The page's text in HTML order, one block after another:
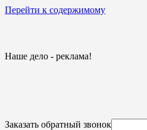
Перейти к содержимому
Наше дело - реклама!
Заказать обратный звонок